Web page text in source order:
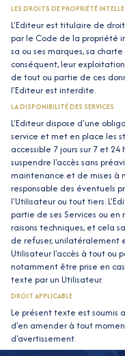
LES DROITS DE PROPRIÉTÉ
L'Editeur est titulaire de
par le Code de la propriété
sa ou ses marques, sa
conséquent, leur
de tout ou partie de ces
l'Editeur est interdite.
LA DISPONIBILITÉ DES SERVICES
L'Editeur dispose d'une
service et met en place les
accessible 7 jours sur 7 et
suspendre l'accès sans
maintenance et de mises à
responsable des éventuels
l'Utilisateur ou tout tiers.
partie de ses Services ou
raisons techniques, et cela
de refuser, unilatéralement
Utilisateur l'accès à tout ou
notamment être prise en
texte par un Utilisateur.
DROIT APPLICABLE
Le présent texte est soumis
d'en amender à tout
d'avertissement.